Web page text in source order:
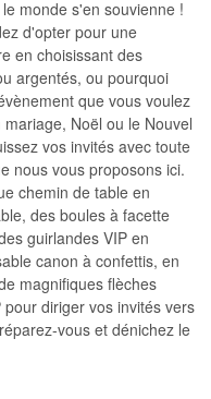
monde s'en souvienne !
d'opter pour une
en choisissant des
argentés, ou pourquoi
que vous voulez
Noël ou le Nouvel
vos invités avec toute
nous vous proposons ici.
chemin de table en
des boules à facette
guirlandes VIP en
canon à confettis, en
magnifiques flèches
diriger vos invités vers
vous et dénichez le